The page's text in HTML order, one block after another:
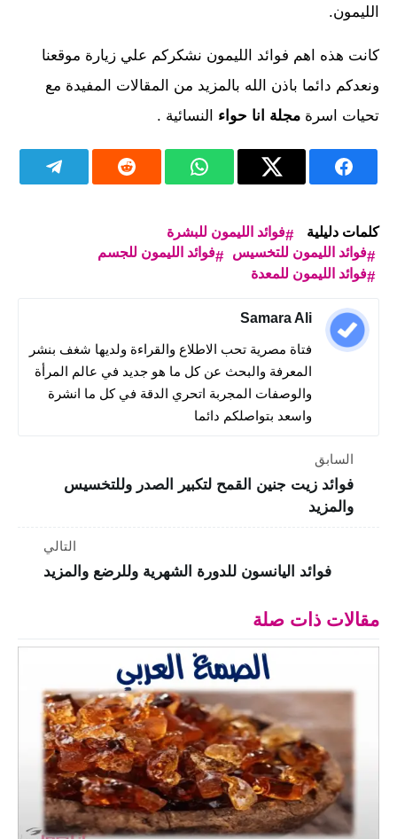
الليمون.
كانت هذه اهم فوائد الليمون نشكركم علي زيارة موقعنا
ونعدكم دائما باذن الله بالمزيد من المقالات المفيدة مع
تحيات اسرة مجلة انا حواء النسائية .
كلمات دليلية
فوائد الليمون للبشرة
فوائد الليمون للتخسيس
فوائد الليمون للجسم
فوائد الليمون للمعدة
Samara Ali
فتاة مصرية تحب الاطلاع والقراءة ولديها شغف بنشر
المعرفة والبحث عن كل ما هو جديد في عالم المرأة
والوصفات المجربة اتحري الدقة في كل ما انشرة
واسعد بتواصلكم دائما
السابق
فوائد زيت جنين القمح لتكبير الصدر وللتخسيس
والمزيد
التالي
فوائد اليانسون للدورة الشهرية وللرضع والمزيد
مقالات ذات صلة